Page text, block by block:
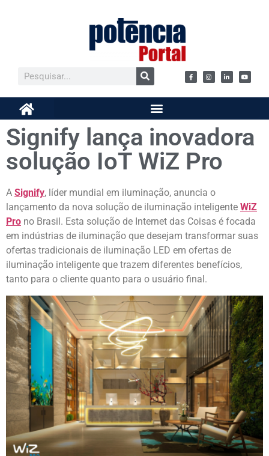
Signify lança inovadora
solução IoT WiZ Pro
A Signify, líder mundial em iluminação, anuncia o
lançamento da nova solução de iluminação inteligente WiZ
Pro no Brasil. Esta solução de Internet das Coisas é focada
em indústrias de iluminação que desejam transformar suas
ofertas tradicionais de iluminação LED em ofertas de
iluminação inteligente que trazem diferentes benefícios,
tanto para o cliente quanto para o usuário final.